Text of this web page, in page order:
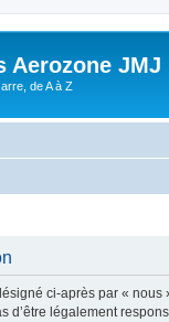
Aerozone JMJ
de A à Z
ci-après par «
d’être légalement